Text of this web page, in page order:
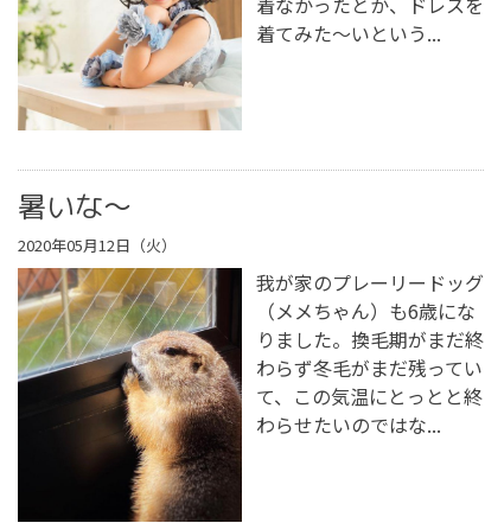
着てみた〜いという...
暑いな〜
2020年05月12日（火）
我が家のプレーリードッグ
（メメちゃん）も6歳にな
りました。換毛期がまだ終
わらず冬毛がまだ残ってい
て、この気温にとっとと終
わらせたいのではな...